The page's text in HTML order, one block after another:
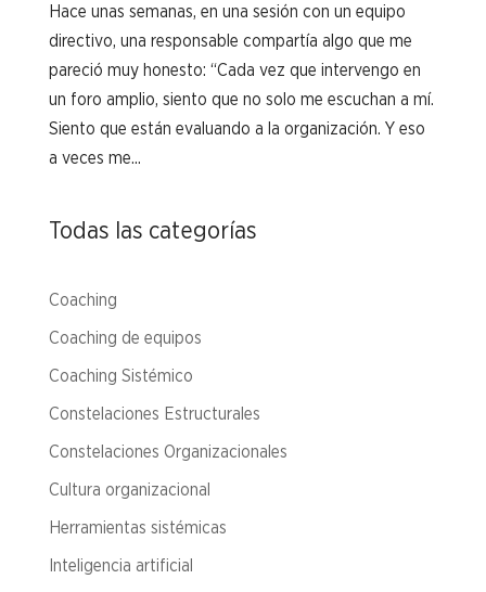
Hace unas semanas, en una sesión con un equipo
directivo, una responsable compartía algo que me
pareció muy honesto: “Cada vez que intervengo en
un foro amplio, siento que no solo me escuchan a mí.
Siento que están evaluando a la organización. Y eso
a veces me...
Todas las categorías
Coaching
Coaching de equipos
Coaching Sistémico
Constelaciones Estructurales
Constelaciones Organizacionales
Cultura organizacional
Herramientas sistémicas
Inteligencia artificial